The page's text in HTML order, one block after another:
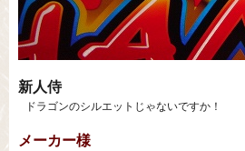
新人侍
ドラゴンのシルエットじゃないですか！
メーカー様